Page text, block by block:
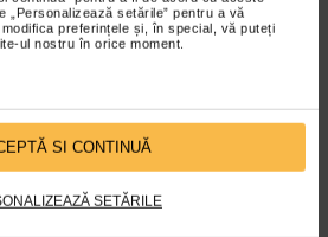
„Personalizează setările” pentru a vă
preferințele și, în special, vă puteți
ul nostru în orice moment.
SI CONTINUĂ
SETĂRILE
si
dus X 400 ml